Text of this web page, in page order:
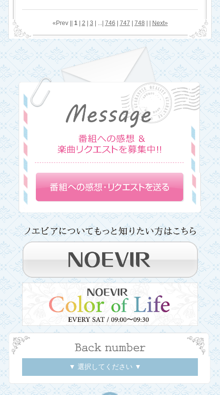
«Prev || 1| 2 3 | ...| 746 747 748 Next»